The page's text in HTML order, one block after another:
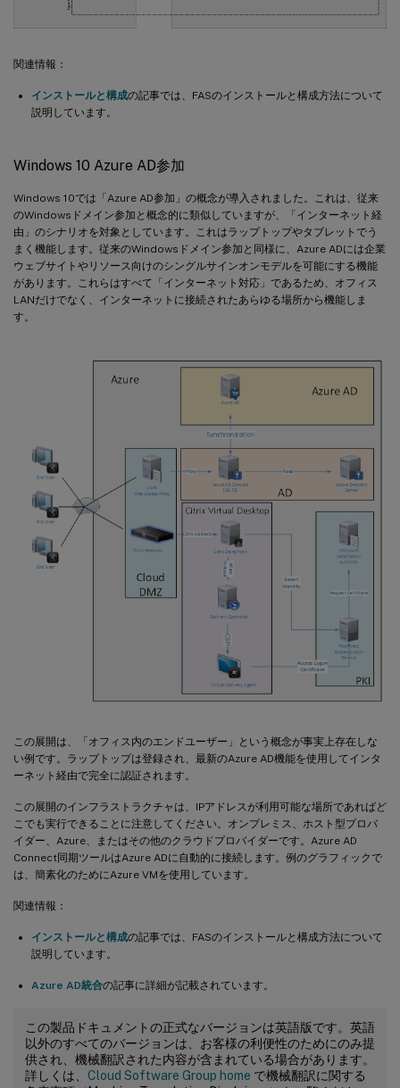
関連情報：
インストールと構成の記事では、FASのインストールと構成方法について
説明しています。
Windows 10 Azure AD参加
Windows 10では「Azure AD参加」の概念が導入されました。これは、従来
のWindowsドメイン参加と概念的に類似していますが、「インターネット経
由」のシナリオを対象としています。これはラップトップやタブレットでう
まく機能します。従来のWindowsドメイン参加と同様に、Azure ADには企業
ウェブサイトやリソース向けのシングルサインオンモデルを可能にする機能
があります。これらはすべて「インターネット対応」であるため、オフィス
LANだけでなく、インターネットに接続されたあらゆる場所から機能しま
す。
この展開は、「オフィス内のエンドユーザー」という概念が事実上存在しな
い例です。ラップトップは登録され、最新のAzure AD機能を使用してインタ
ーネット経由で完全に認証されます。
この展開のインフラストラクチャは、IPアドレスが利用可能な場所であればど
こでも実行できることに注意してください。オンプレミス、ホスト型プロバ
イダー、Azure、またはその他のクラウドプロバイダーです。Azure AD
Connect同期ツールはAzure ADに自動的に接続します。例のグラフィックで
は、簡素化のためにAzure VMを使用しています。
関連情報：
インストールと構成の記事では、FASのインストールと構成方法について
説明しています。
Azure AD統合の記事に詳細が記載されています。
この製品ドキュメントの正式なバージョンは英語版です。英語
以外のすべてのバージョンは、お客様の利便性のためにのみ提
供され、機械翻訳された内容が含まれている場合があります。
詳しくは、 Cloud Software Group home で機械翻訳に関する